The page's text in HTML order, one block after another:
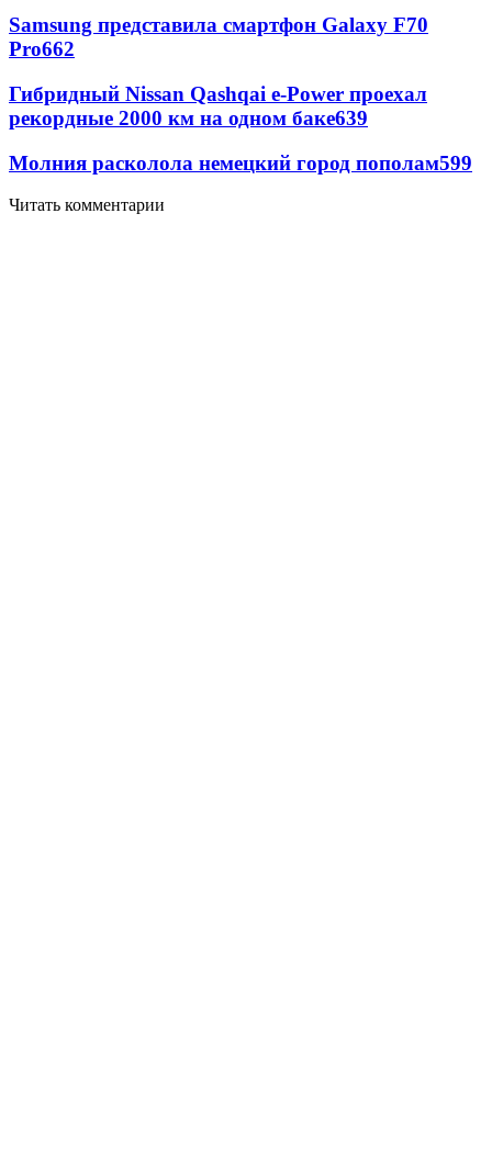
Samsung представила смартфон Galaxy F70
Pro662
Гибридный Nissan Qashqai e-Power проехал
рекордные 2000 км на одном баке639
Молния расколола немецкий город пополам599
Читать комментарии